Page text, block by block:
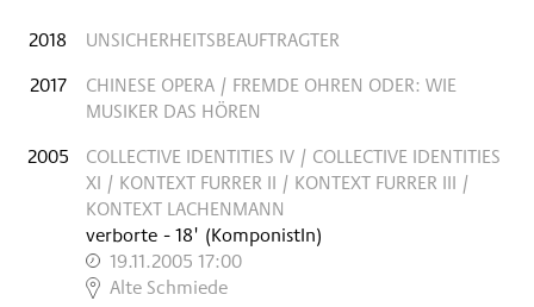
2018
UNSICHERHEITSBEAUFTRAGTER
2017
CHINESE OPERA / FREMDE OHREN ODER: WIE
MUSIKER DAS HÖREN
2005
COLLECTIVE IDENTITIES IV / COLLECTIVE IDENTITIES
XI / KONTEXT FURRER II / KONTEXT FURRER III /
KONTEXT LACHENMANN
verborte - 18' (KomponistIn)
19.11.2005 17:00
,
Alte Schmiede